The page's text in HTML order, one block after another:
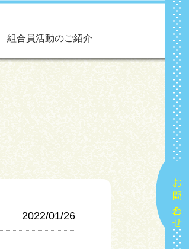
組合員活動のご紹介
2022/01/26 お問い合わせ